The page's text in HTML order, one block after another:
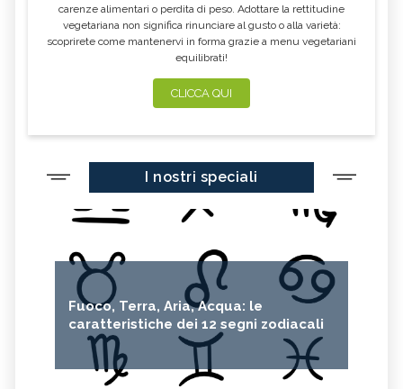
carenze alimentari o perdita di peso. Adottare la rettitudine
vegetariana non significa rinunciare al gusto o alla varietà:
scoprirete come mantenervi in forma grazie a menu vegetariani
equilibrati!
CLICCA QUI
I nostri speciali
Fuoco, Terra, Aria, Acqua: le
caratteristiche dei 12 segni zodiacali